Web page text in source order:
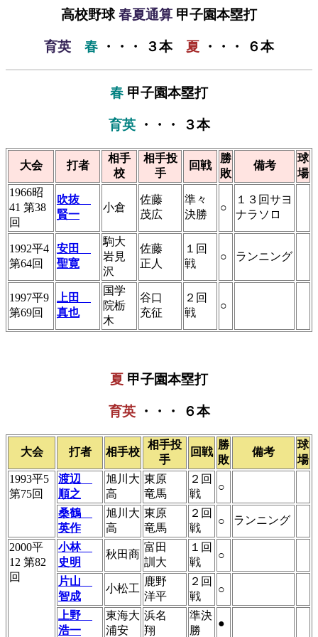
高校野球春夏通算 甲子園本塁打
育英 春 ・・・ ３本 夏 ・・・ ６本
春 甲子園本塁打
育英・・・ ３本
大会 打者
相手
校
相手投
手
回戦
勝
敗
備考
球
場
1966昭
41 第38
回
吹抜
賢一
小倉
佐藤
茂広
準々
決勝
○
１３回サヨ
ナラソロ
1992平4
第64回
安田
聖寛
駒大
岩見
沢
佐藤
正人
１回
戦
○ ランニング
1997平9
第69回
上田
真也
国学
院栃
木
谷口
充征
２回
戦
○
夏 甲子園本塁打
育英・・・ ６本
大会 打者 相手校
相手投
手
回戦
勝
敗
備考
球
場
1993平5
第75回
渡辺
順之
旭川大
高
東原
竜馬
２回
戦
○
桑鶴
英作
旭川大
高
東原
竜馬
２回
戦
○ ランニング
2000平
12 第82
回
小林
史明
秋田商
富田
訓大
１回
戦
○
片山
智成
小松工
鹿野
洋平
２回
戦
○
上野
浩一
東海大
浦安
浜名
翔
準決
勝
●